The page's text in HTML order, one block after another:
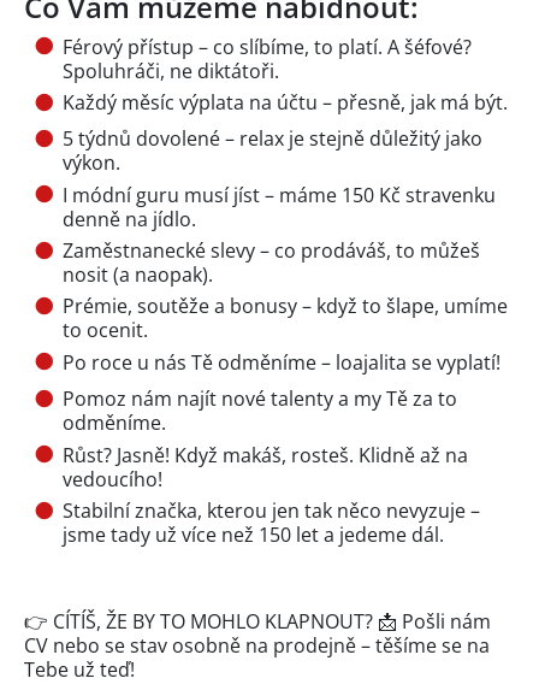
Férový přístup – co slíbíme, to platí. A šéfové?
Spoluhráči, ne diktátoři.
Každý měsíc výplata na účtu – přesně, jak má být.
5 týdnů dovolené – relax je stejně důležitý jako
výkon.
I módní guru musí jíst – máme 150 Kč stravenku
denně na jídlo.
Zaměstnanecké slevy – co prodáváš, to můžeš
nosit (a naopak).
Prémie, soutěže a bonusy – když to šlape, umíme
to ocenit.
Po roce u nás Tě odměníme – loajalita se vyplatí!
Pomoz nám najít nové talenty a my Tě za to
odměníme.
Růst? Jasně! Když makáš, rosteš. Klidně až na
vedoucího!
Stabilní značka, kterou jen tak něco nevyzuje –
jsme tady už více než 150 let a jedeme dál.
👉 CÍTÍŠ, ŽE BY TO MOHLO KLAPNOUT? 📩 Pošli nám
CV nebo se stav osobně na prodejně – těšíme se na
Tebe už teď!